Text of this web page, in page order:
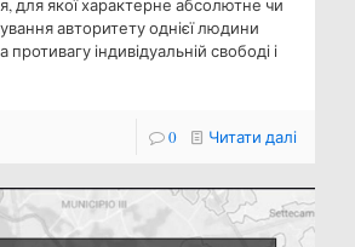
для якої характерне абсолютне чи
авторитету однієї людини
індивідуальній свободі і
0 Читати далі